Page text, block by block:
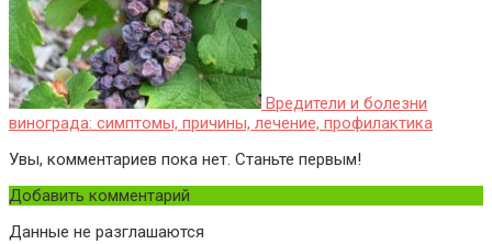
Вредители и болезни
винограда: симптомы, причины, лечение, профилактика
Увы, комментариев пока нет. Станьте первым!
Добавить комментарий
Данные не разглашаются